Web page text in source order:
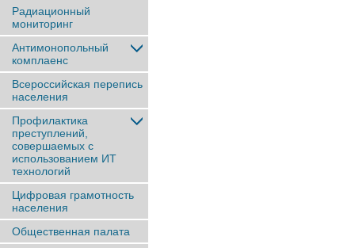
Радиационный
мониторинг
Антимонопольный
комплаенс
Всероссийская перепись
населения
Профилактика
преступлений,
совершаемых с
использованием ИТ
технологий
Цифровая грамотность
населения
Общественная палата